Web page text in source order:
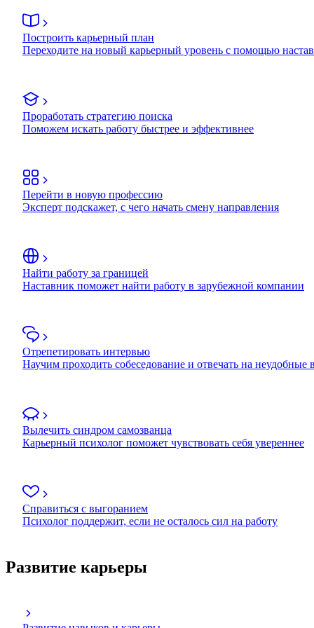
Построить карьерный план
Переходите на новый карьерный уровень с помощью
Проработать стратегию поиска
Поможем искать работу быстрее и эффективнее
Перейти в новую профессию
Эксперт подскажет, с чего начать смену направления
Найти работу за границей
Наставник поможет найти работу в зарубежной компании
Отрепетировать интервью
Научим проходить собеседование и отвечать на неудобные
Вылечить синдром самозванца
Карьерный психолог поможет чувствовать себя увереннее
Справиться с выгоранием
Психолог поддержит, если не осталось сил на работу
Развитие карьеры